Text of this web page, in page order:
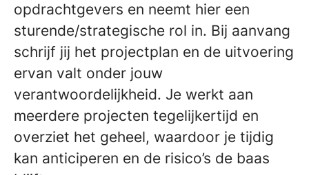
opdrachtgevers en neemt hier een
sturende/strategische rol in. Bij aanvang
schrijf jij het projectplan en de uitvoering
ervan valt onder jouw
verantwoordelijkheid. Je werkt aan
meerdere projecten tegelijkertijd en
overziet het geheel, waardoor je tijdig
kan anticiperen en de risico’s de baas